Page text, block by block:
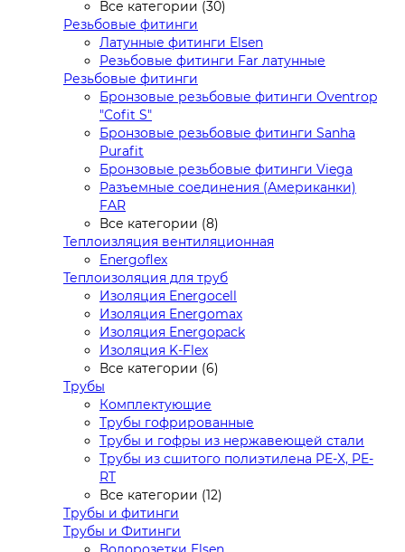
Все категории (30)
Резьбовые фитинги
Латунные фитинги Elsen
Резьбовые фитинги Far латунные
Резьбовые фитинги
Бронзовые резьбовые фитинги Oventrop
"Cofit S"
Бронзовые резьбовые фитинги Sanha
Purafit
Бронзовые резьбовые фитинги Viega
Разъемные соединения (Американки)
FAR
Все категории (8)
Теплоизляция вентиляционная
Energoflex
Теплоизоляция для труб
Изоляция Energocell
Изоляция Energomax
Изоляция Energopack
Изоляция K-Flex
Все категории (6)
Трубы
Комплектующие
Трубы гофрированные
Трубы и гофры из нержавеющей стали
Трубы из сшитого полиэтилена PE-X, PE-
RT
Все категории (12)
Трубы и фитинги
Трубы и Фитинги